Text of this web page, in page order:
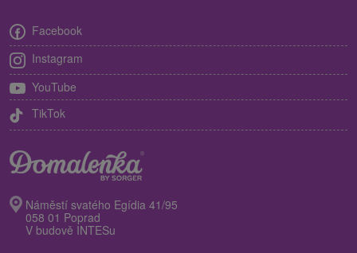
Facebook
Instagram
YouTube
TikTok
Náměstí svatého Egídia 41/95
058 01 Poprad
V budově INTESu